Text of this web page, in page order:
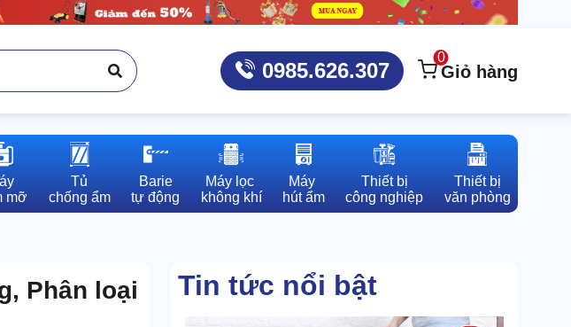
0985.626.307
0
Giỏ hàng
mỡ
Tủ
chống ẩm
Barie
tự động
Máy lọc
không khí
Máy
hút ẩm
Thiết bị
công nghiệp
Thiết bị
văn phòng
Phân loại Tin tức nổi bật